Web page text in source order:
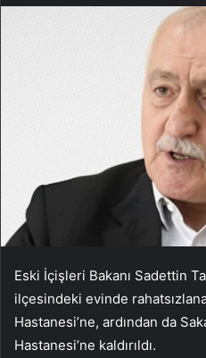
Eski İçişleri Bakanı Sadettin
ilçesindeki evinde
Hastanesi’ne, ardından da
Hastanesi’ne kaldırıldı.